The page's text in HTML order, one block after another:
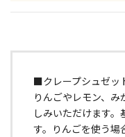
■クレープシュゼッ
りんごやレモン、
しみいただけます
す。りんごを使う場